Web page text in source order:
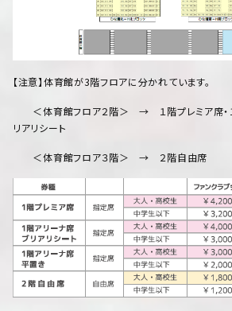
【注意】体育館が3階フロアに分かれています。
＜体育館フロア２階＞ → １階プレミア席・１
リアリシート
＜体育館フロア３階＞ → ２階自由席